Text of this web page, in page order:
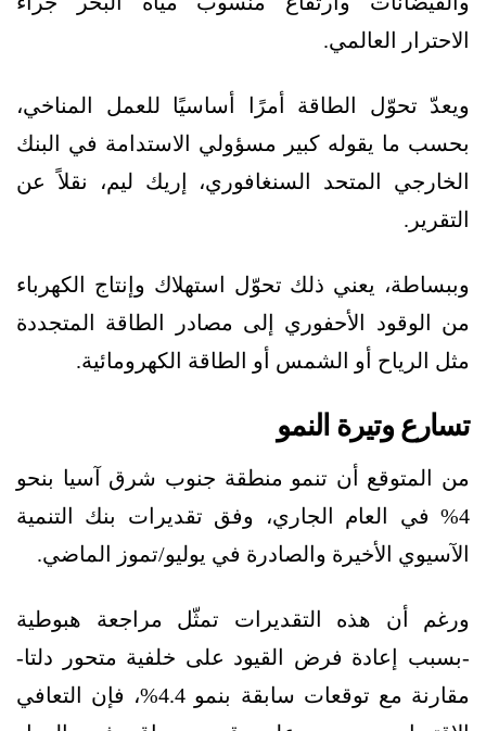
الاحترار العالمي.
ويعدّ تحوّل الطاقة أمرًا أساسيًا للعمل المناخي،
بحسب ما يقوله كبير مسؤولي الاستدامة في البنك
الخارجي المتحد السنغافوري، إريك ليم، نقلاً عن
التقرير.
وببساطة، يعني ذلك تحوّل استهلاك وإنتاج الكهرباء
من الوقود الأحفوري إلى مصادر الطاقة المتجددة
مثل الرياح أو الشمس أو الطاقة الكهرومائية.
تسارع وتيرة النمو
من المتوقع أن تنمو منطقة جنوب شرق آسيا بنحو
4% في العام الجاري، وفق تقديرات بنك التنمية
الآسيوي الأخيرة والصادرة في يوليو/تموز الماضي.
ورغم أن هذه التقديرات تمثّل مراجعة هبوطية
-بسبب إعادة فرض القيود على خلفية متحور دلتا-
مقارنة مع توقعات سابقة بنمو 4.4%، فإن التعافي